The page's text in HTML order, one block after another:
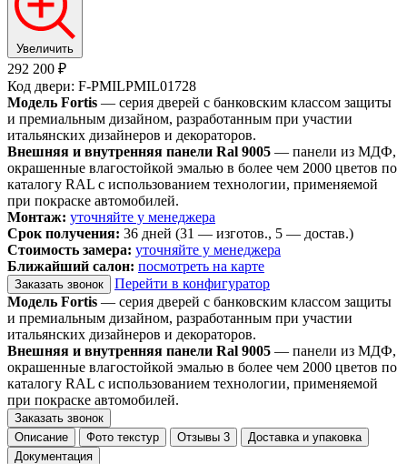
Увеличить
292 200 ₽
Код двери: F-PMILPMIL01728
Модель Fortis — серия дверей с банковским классом защиты
и премиальным дизайном, разработанным при участии
итальянских дизайнеров и декораторов.
Внешняя и внутренняя панели Ral 9005 — панели из МДФ,
окрашенные влагостойкой эмалью в более чем 2000 цветов по
каталогу RAL с использованием технологии, применяемой
при покраске автомобилей.
Монтаж: уточняйте у менеджера
Срок получения: 36 дней (31 — изготов., 5 — достав.)
Стоимость замера: уточняйте у менеджера
Ближайший салон: посмотреть на карте
Заказать звонок
Перейти в конфигуратор
Модель Fortis — серия дверей с банковским классом защиты
и премиальным дизайном, разработанным при участии
итальянских дизайнеров и декораторов.
Внешняя и внутренняя панели Ral 9005 — панели из МДФ,
окрашенные влагостойкой эмалью в более чем 2000 цветов по
каталогу RAL с использованием технологии, применяемой
при покраске автомобилей.
Заказать звонок
Описание
Фото текстур Отзывы 3
Доставка и упаковка
Документация